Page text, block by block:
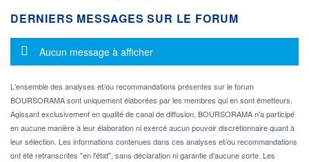
DERNIERS MESSAGES SUR LE FORUM
Message d'information
Aucun message à afficher
L'ensemble des analyses et/ou recommandations présentes sur le forum
BOURSORAMA sont uniquement élaborées par les membres qui en sont émetteurs.
Agissant exclusivement en qualité de canal de diffusion, BOURSORAMA n'a participé
en aucune manière à leur élaboration ni exercé aucun pouvoir discrétionnaire quant à
leur sélection. Les informations contenues dans ces analyses et/ou recommandations
ont été retranscrites "en l'état", sans déclaration ni garantie d'aucune sorte. Les